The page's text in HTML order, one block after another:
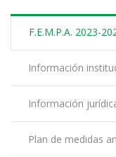
enlaces
de
ayuda
a
la
F.E.M.P.A. 2023-
Información
Información
Plan de medidas